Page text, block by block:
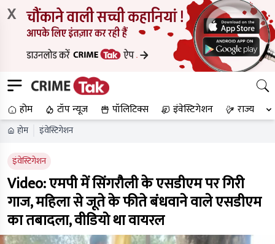
X
होम टॉप न्यूज पॉलिटिक्स इंवेस्टिगेशन राज्य
होम इंवेस्टिगेशन
इंवेस्टिगेशन
Video: एमपी में सिंगरौली के एसडीएम पर गिरी
गाज, महिला से जूते के फीते बंधवाने वाले एसडीएम
का तबादला, वीडियो था वायरल